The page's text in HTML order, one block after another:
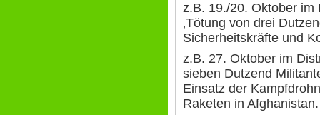
z.B. 19./20. Oktober im
‚Tötung von drei
Sicherheitskräfte und
z.B. 27. Oktober im
sieben Dutzend
Einsatz der
Raketen in